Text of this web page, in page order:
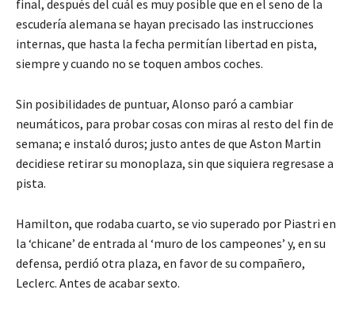
final, después del cuál es muy posible que en el seno de la
escudería alemana se hayan precisado las instrucciones
internas, que hasta la fecha permitían libertad en pista,
siempre y cuando no se toquen ambos coches.
Sin posibilidades de puntuar, Alonso paró a cambiar
neumáticos, para probar cosas con miras al resto del fin de
semana; e instaló duros; justo antes de que Aston Martin
decidiese retirar su monoplaza, sin que siquiera regresase a
pista.
Hamilton, que rodaba cuarto, se vio superado por Piastri en
la ‘chicane’ de entrada al ‘muro de los campeones’ y, en su
defensa, perdió otra plaza, en favor de su compañero,
Leclerc. Antes de acabar sexto.